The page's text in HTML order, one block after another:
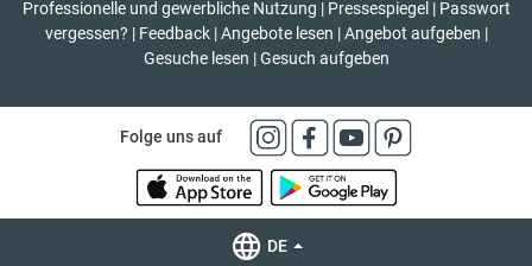
Professionelle und gewerbliche Nutzung | Pressespiegel | Passwort
vergessen? | Feedback | Angebote lesen | Angebot aufgeben |
Gesuche lesen | Gesuch aufgeben
Folge uns auf
DE